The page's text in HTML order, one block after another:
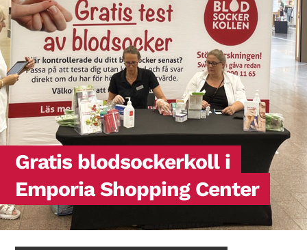
OM OSS
GRATIS DIABETESPRODUKTER
Blodsockerkollen
Gratis blodsockerkoll i
Emporia Shopping Center